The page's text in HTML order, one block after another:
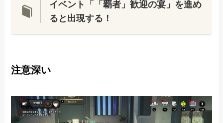
イベント「「覇者」歓迎の宴」を進め
ると出現する！
注意深い